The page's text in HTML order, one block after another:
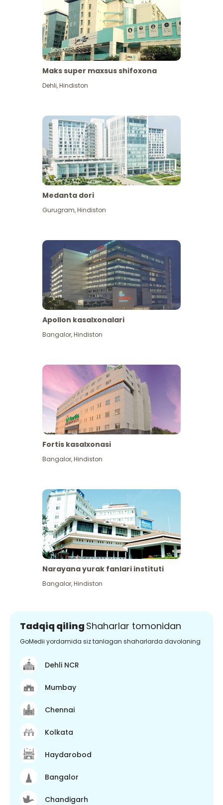
Maks super maxsus shifoxona
Dehli,Hindiston
Medanta dori
Gurugram,Hindiston
Apollon kasalxonalari
Bangalor,Hindiston
Fortis kasalxonasi
Bangalor,Hindiston
Narayana yurak fanlari instituti
Bangalor,Hindiston
Tadqiq qiling Shaharlar tomonidan
GoMedii yordamida siz tanlagan shaharlarda davolaning
Dehli NCR
Mumbay
Chennai
Kolkata
Haydarobod
Bangalor
Chandigarh